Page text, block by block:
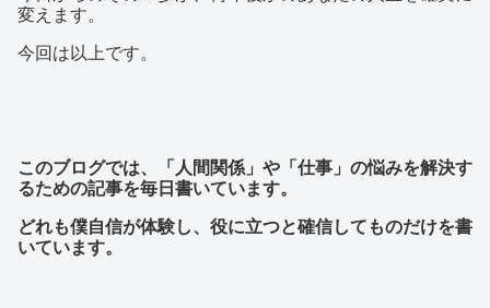
変えます。
今回は以上です。
このブログでは、「人間関係」や「仕事」の悩みを解決す
るための記事を毎日書いています。
どれも僕自信が体験し、役に立つと確信してものだけを書
いています。